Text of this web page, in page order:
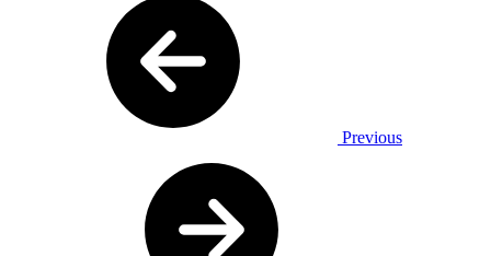
Previous